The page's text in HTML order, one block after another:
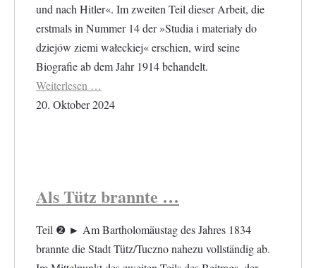
und nach Hitler«. Im zweiten Teil dieser Arbeit, die
erstmals in Nummer 14 der »Studia i materiały do
dziejów ziemi wałeckiej« erschien, wird seine
Biografie ab dem Jahr 1914 behandelt.
Weiterlesen …
20. Oktober 2024
Als Tütz brannte …
Teil ❷ ► Am Bartholomäustag des Jahres 1834
brannte die Stadt Tütz/Tuczno nahezu vollständig ab.